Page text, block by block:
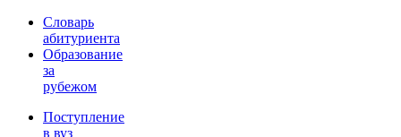
Словарь
абитуриента
Образование
за
рубежом
Поступление
в вуз